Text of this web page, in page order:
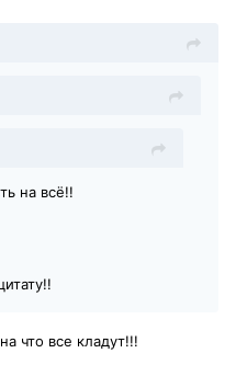
на всё!!
что все кладут!!!